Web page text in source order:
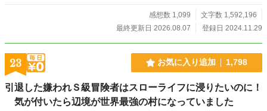
感想数 1,099
文字数 1,592,196
最終更新日 2026.08.07
登録日 2024.11.29
23 お気に入り追加 1,798
引退した嫌われＳ級冒険者はスローライフに浸りたいのに！
気が付いたら辺境が世界最強の村になっていました